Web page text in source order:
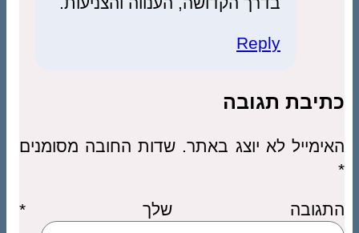
Reply
כתיבת תגובה
האימייל לא יוצג באתר. שדות החובה מסומנים
*
התגובה שלך*